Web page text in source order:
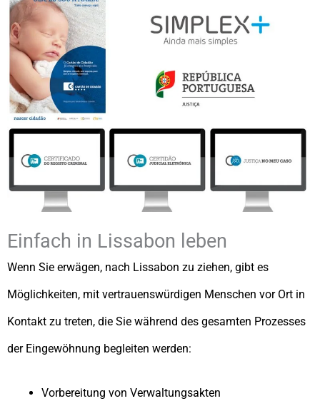
Einfach in Lissabon leben
Wenn Sie erwägen, nach Lissabon zu ziehen, gibt es
Möglichkeiten, mit vertrauenswürdigen Menschen vor Ort in
Kontakt zu treten, die Sie während des gesamten Prozesses
der Eingewöhnung begleiten werden:
Vorbereitung von Verwaltungsakten